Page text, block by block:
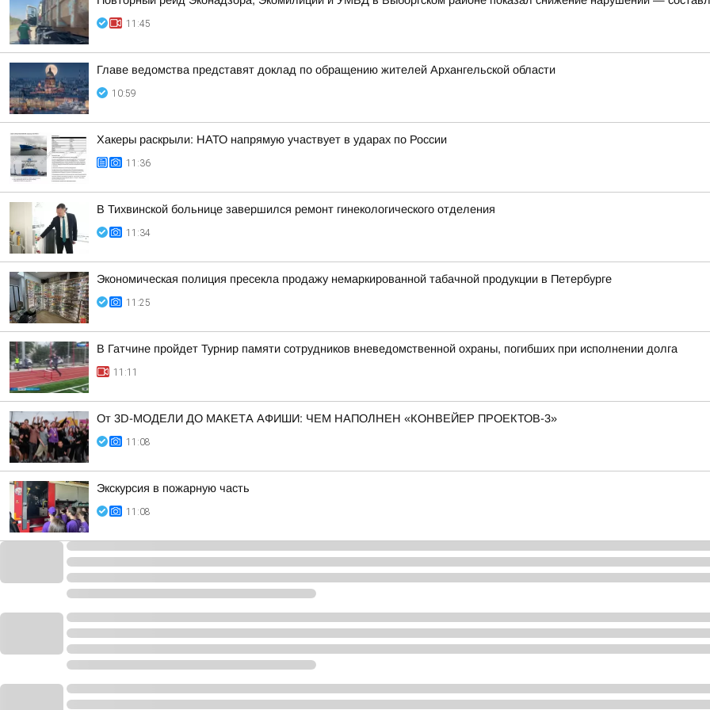
11:45
Главе ведомства представят доклад по обращению жителей Архангельской области
10:59
Хакеры раскрыли: НАТО напрямую участвует в ударах по России
11:36
В Тихвинской больнице завершился ремонт гинекологического отделения
11:34
Экономическая полиция пресекла продажу немаркированной табачной продукции в Петербурге
11:25
В Гатчине пройдет Турнир памяти сотрудников вневедомственной охраны, погибших при исполнении долга
11:11
От 3D-МОДЕЛИ ДО МАКЕТА АФИШИ: ЧЕМ НАПОЛНЕН «КОНВЕЙЕР ПРОЕКТОВ-3»
11:08
Экскурсия в пожарную часть
11:08